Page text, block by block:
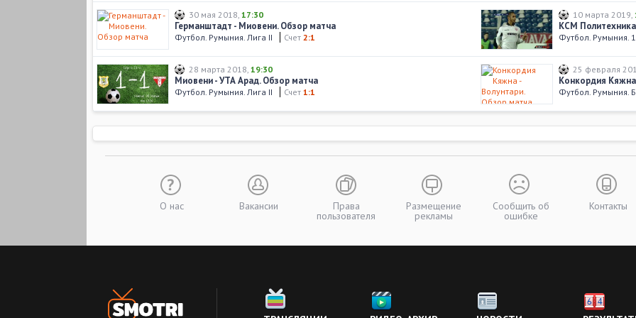
30 мая 2018, 17:30
Германштадт - Миовени. Обзор матча
Футбол. Румыния. Лига II Счет 2:1
28 марта 2018, 19:30
Миовени - УТА Арад. Обзор матча
Футбол. Румыния. Лига II Счет 1:1
29 ноября 2017,18:30
14:00
Сепси - Миовени. Обзор матча
Футбол. Румыния. Лига II
Миовени - Афумати. Обзор матча
12 мая 2017
Брашов - Миовени. Обзор матча
Футбол. Румыния. Лига II Счет
10 марта 2019,
КСМ
Футбол. Румыния.
25 февраля
Конкордия
Футбол. Румыния.
17 февраля
11 февраля
Ботошани -
Футбол. Румыния.
Волунтари -
КСМ
Футбол. Румыния.
О нас Вакансии Права
пользователя
Размещение
рекламы
Сообщить об
ошибке
Контакты